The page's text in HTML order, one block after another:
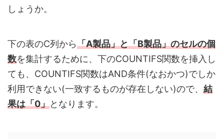
しょうか。
下の表のC列から「A製品」と「B製品」のセルの個
数を集計するために、下のCOUNTIFS関数を挿入し
ても、COUNTIFS関数はAND条件(なおかつ)でしか
利用できない(一致するものが存在しない)ので、 結
果は「0」となります。